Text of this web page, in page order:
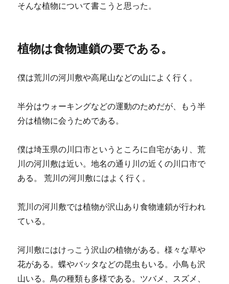
そんな植物について書こうと思った。
植物は食物連鎖の要である。
僕は荒川の河川敷や高尾山などの山によく行く。
半分はウォーキングなどの運動のためだが、もう半
分は植物に会うためである。
僕は埼玉県の川口市というところに自宅があり、荒
川の河川敷は近い。地名の通り川の近くの川口市で
ある。 荒川の河川敷にはよく行く。
荒川の河川敷では植物が沢山あり食物連鎖が行われ
ている。
河川敷にはけっこう沢山の植物がある。様々な草や
花がある。蝶やバッタなどの昆虫もいる。小鳥も沢
山いる。鳥の種類も多様である。ツバメ、スズメ、